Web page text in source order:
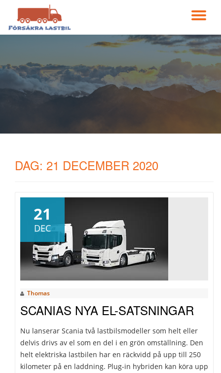
till
DAG: 21 DECEMBER 2020
21
DEC
Thomas
SCANIAS NYA EL-SATSNINGAR
Nu lanserar Scania två lastbilsmodeller som helt eller
delvis drivs av el som en del i en grön omställning. Den
helt elektriska lastbilen har en räckvidd på upp till 250
kilometer på en laddning. Plug-in hybriden kan köra upp